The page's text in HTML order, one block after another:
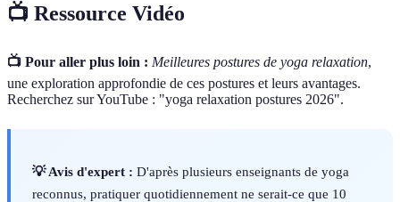
📺 Ressource Vidéo
📺 Pour aller plus loin : Meilleures postures de yoga relaxation,
une exploration approfondie de ces postures et leurs avantages.
Recherchez sur YouTube : "yoga relaxation postures 2026".
💡 Avis d'expert : D'après plusieurs enseignants de yoga
reconnus, pratiquer quotidiennement ne serait-ce que 10